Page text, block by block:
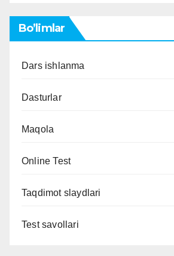
Bo’limlar
Dars ishlanma
Dasturlar
Maqola
Online Test
Taqdimot slaydlari
Test savollari